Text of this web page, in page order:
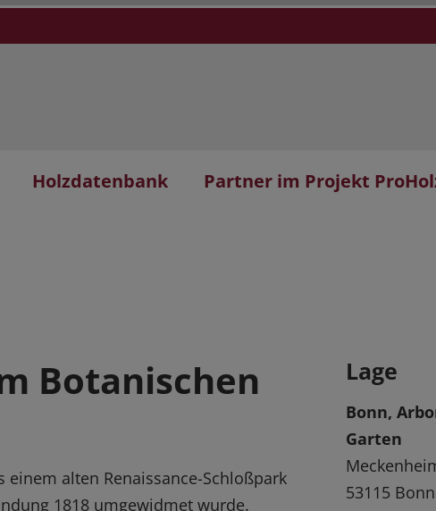
Holzdatenbank
Partner im Projekt
Botanischen
alten Renaissance-Schloßpark
1818 umgewidmet wurde.
Lage
Bonn,
Garten
53115 Bonn